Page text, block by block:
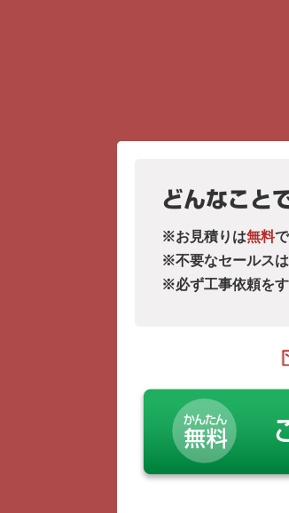
どんなこと
※お見積りは無料で
※不要なセールスは
※必ず工事依頼をす